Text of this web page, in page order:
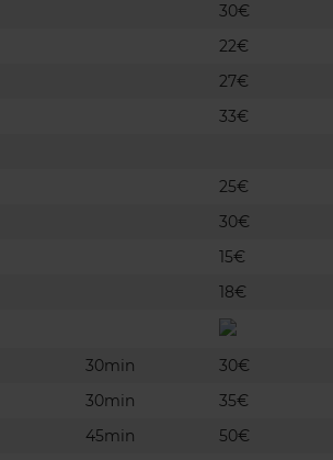
30€
22€
27€
33€
25€
30€
15€
18€
30min
30€
30min
35€
45min
50€